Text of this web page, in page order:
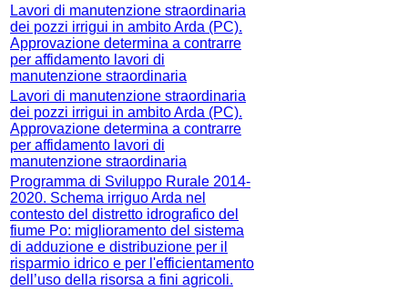
Lavori di manutenzione straordinaria
dei pozzi irrigui in ambito Arda (PC).
Approvazione determina a contrarre
per affidamento lavori di
manutenzione straordinaria
Lavori di manutenzione straordinaria
dei pozzi irrigui in ambito Arda (PC).
Approvazione determina a contrarre
per affidamento lavori di
manutenzione straordinaria
Programma di Sviluppo Rurale 2014-
2020. Schema irriguo Arda nel
contesto del distretto idrografico del
fiume Po: miglioramento del sistema
di adduzione e distribuzione per il
risparmio idrico e per l'efficientamento
dell’uso della risorsa a fini agricoli.